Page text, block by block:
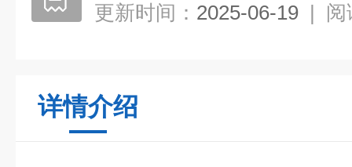
更新时间： 2025-06-19 | 阅
详情介绍